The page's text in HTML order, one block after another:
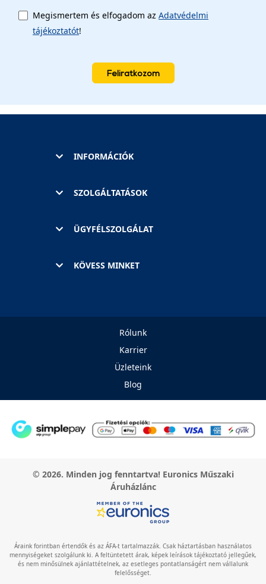
Megismertem és elfogadom az Adatvédelmi
tájékoztatót!
Feliratkozom
INFORMÁCIÓK
SZOLGÁLTATÁSOK
ÜGYFÉLSZOLGÁLAT
KÖVESS MINKET
Rólunk
Karrier
Üzleteink
Blog
© 2026. Minden jog fenntartva! Euronics Műszaki
Áruházlánc
Áraink forintban értendők és az ÁFA-t tartalmazzák. Csak háztartásban használatos
mennyiségeket szolgálunk ki. A feltüntetett árak, képek leírások tájékoztató jellegűek,
és nem minősülnek ajánlattételnek, az esetleges pontatlanságért nem vállalunk
felelősséget.